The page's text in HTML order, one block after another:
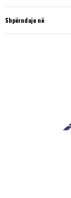
Shpërndaje në